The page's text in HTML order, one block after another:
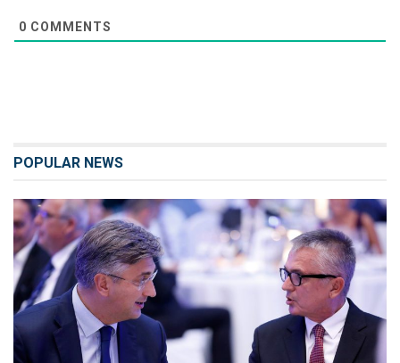
0 COMMENTS
POPULAR NEWS